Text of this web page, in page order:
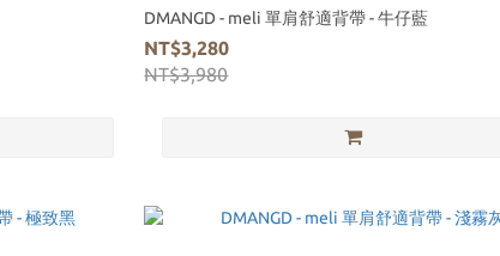
DMANGD - meli 單肩舒適背帶 - 牛仔藍
NT$3,280
NT$3,980